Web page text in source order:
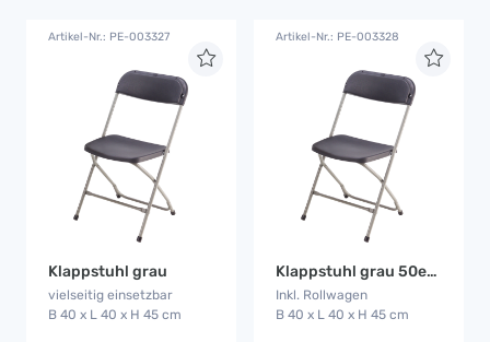
Artikel-Nr.: PE-003327
Klappstuhl grau
vielseitig einsetzbar
B 40 x L 40 x H 45 cm
Artikel-Nr.: PE-003328
Klappstuhl grau 50er Set
Inkl. Rollwagen
B 40 x L 40 x H 45 cm